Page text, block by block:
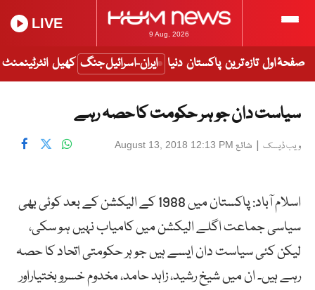
9 Aug, 2026
LIVE
صفحۂ اول تازہ ترین پاکستان دنیا ایران-اسرائیل جنگ کھیل انٹرٹینمنٹ
سیاست دان جو ہر حکومت کا حصہ رہے
ویب ڈیسک | شائع August 13, 2018 12:13 PM
اسلام آباد: پاکستان میں 1988 کے الیکشن کے بعد کوئی بھی
سیاسی جماعت اگلے الیکشن میں کامیاب نہیں ہو سکی،
لیکن کئی سیاست دان ایسے ہیں جو ہر حکومتی اتحاد کا حصہ
رہے ہیں۔ ان میں شیخ رشید، زاہد حامد، مخدوم خسرو بختیاراور